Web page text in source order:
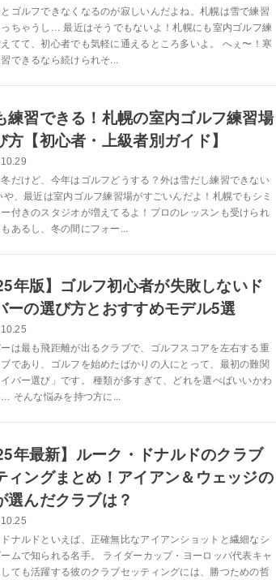
ゴルフできなくなるのが寂しいんだよね。札幌は雪で練習
ちゃうし… 最近はそうでもないよ！札幌にも室内ゴルフ練
てて、初心者でも気軽に通えるところ多いよ。 へぇ〜！寒
できるなら続けられそ...
練習できる！札幌の室内ゴルフ練習場
方【初心者・上級者別ガイド】
だけど、今年はゴルフどうする？外は雪だし練習できない
、最近は室内ゴルフ練習場がすごいんだよ！札幌でもシミ
ー付きのスタジオが増えてるよ！プロのレッスンも受けられ
あるし、冬の間にフォー...
年版】ゴルフ初心者が失敗しないド
ーの選び方とおすすめモデル5選
ーは最も飛距離が出るクラブで、ゴルフスコアを左右する重
であり、ゴルフを始めたばかりの人にとって、最初の難関
バー選び」です。 種類が多すぎて、どれを選べばいいかわ
そんな悩みを持つ方に...
年最新】ルーク・ドナルドのクラブ
ィングまとめ！アイアン＆ウェッジの
選んだクラブは？
ナルドといえば、正確無比なアイアンショットと繊細なシ
ームで知られる名手。 ライダーカップ・ヨーロッパ代表キャ
ても活躍する彼のクラブセッティングには、勝つための哲